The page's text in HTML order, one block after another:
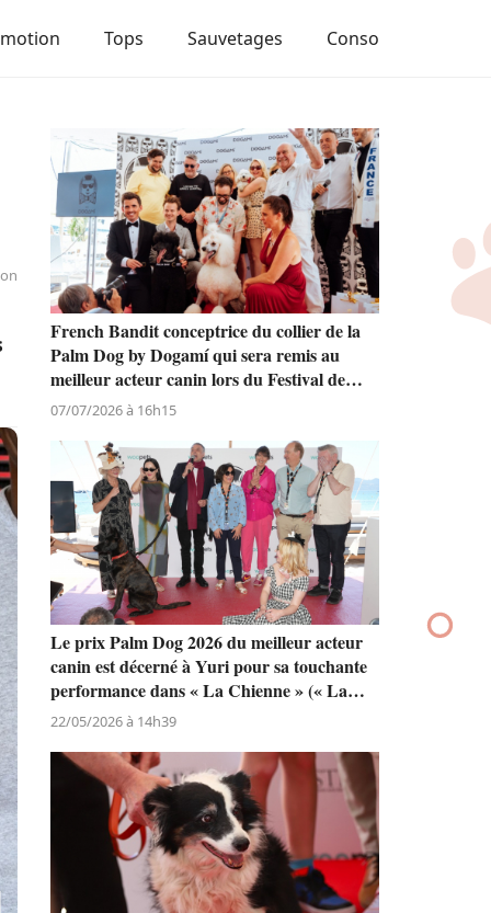
Tops Sauvetages Conso
French Bandit conceptrice du collier de la
Palm Dog by Dogamí qui sera remis au
meilleur acteur canin lors du Festival de
Cannes
07/07/2026 à 16h15
Le prix Palm Dog 2026 du meilleur acteur
canin est décerné à Yuri pour sa touchante
performance dans « La Chienne » (« La
Perra ») de Dominga Sotomayor
22/05/2026 à 14h39